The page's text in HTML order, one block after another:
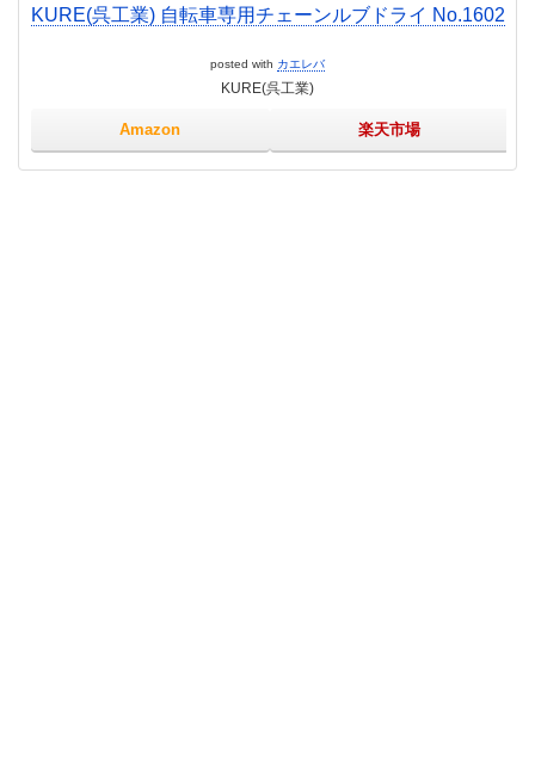
KURE(呉工業) 自転車専用チェーンルブドライ No.1602
posted with カエレバ
KURE(呉工業)
Amazon 楽天市場